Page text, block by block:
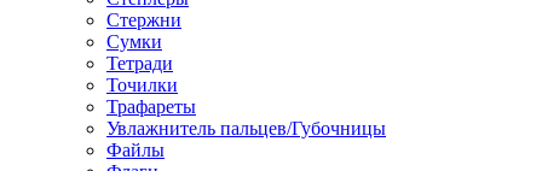
Стержни
Сумки
Тетради
Точилки
Трафареты
Увлажнитель пальцев/Губочницы
Файлы